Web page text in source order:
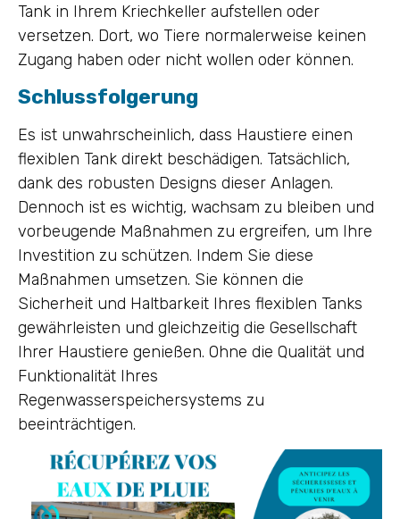
Tank in Ihrem Kriechkeller aufstellen oder
versetzen. Dort, wo Tiere normalerweise keinen
Zugang haben oder nicht wollen oder können.
Schlussfolgerung
Es ist unwahrscheinlich, dass Haustiere einen
flexiblen Tank direkt beschädigen. Tatsächlich,
dank des robusten Designs dieser Anlagen.
Dennoch ist es wichtig, wachsam zu bleiben und
vorbeugende Maßnahmen zu ergreifen, um Ihre
Investition zu schützen. Indem Sie diese
Maßnahmen umsetzen. Sie können die
Sicherheit und Haltbarkeit Ihres flexiblen Tanks
gewährleisten und gleichzeitig die Gesellschaft
Ihrer Haustiere genießen. Ohne die Qualität und
Funktionalität Ihres
Regenwasserspeichersystems zu
beeinträchtigen.